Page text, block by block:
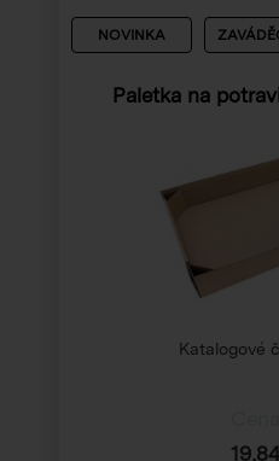
NOVINKA
Paletka na
Katalogové